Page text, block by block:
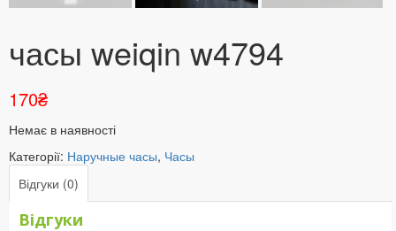
часы weiqin w4794
170₴
Немає в наявності
Категорії: Наручные часы, Часы
Відгуки (0)
Відгуки